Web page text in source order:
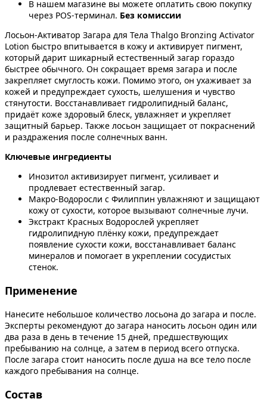
В нашем магазине вы можете оплатить свою покупку
через POS-терминал. Без комиссии
Лосьон-Активатор Загара для Тела Thalgo Bronzing Activator
Lotion быстро впитывается в кожу и активирует пигмент,
который дарит шикарный естественный загар гораздо
быстрее обычного. Он сокращает время загара и после
закрепляет смуглость кожи. Помимо этого, он ухаживает за
кожей и предупреждает сухость, шелушения и чувство
стянутости. Восстанавливает гидролипидный баланс,
придаёт коже здоровый блеск, увлажняет и укрепляет
защитный барьер. Также лосьон защищает от покраснений
и раздражения после солнечных ванн.
Ключевые ингредиенты
Инозитол активизирует пигмент, усиливает и
продлевает естественный загар.
Макро-Водоросли с Филиппин увлажняют и защищают
кожу от сухости, которое вызывают солнечные лучи.
Экстракт Красных Водорослей укрепляет
гидролипидную плёнку кожи, предупреждает
появление сухости кожи, восстанавливает баланс
минералов и помогает в укреплении сосудистых
стенок.
Применение
Нанесите небольшое количество лосьона до загара и после.
Эксперты рекомендуют до загара наносить лосьон один или
два раза в день в течение 15 дней, предшествующих
пребыванию на солнце, а затем в период всего отпуска.
После загара стоит наносить после душа на все тело после
каждого пребывания на солнце.
Состав